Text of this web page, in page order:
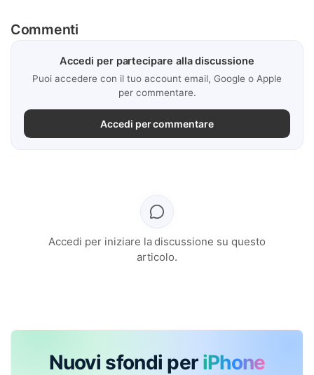
Commenti
Accedi per partecipare alla discussione
Puoi accedere con il tuo account email, Google o Apple
per commentare.
Accedi per commentare
Accedi per iniziare la discussione su questo
articolo.
Nuovi sfondi per iPhone